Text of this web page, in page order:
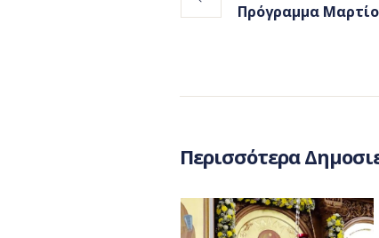
Πρόγραμμα
Περισσότερα